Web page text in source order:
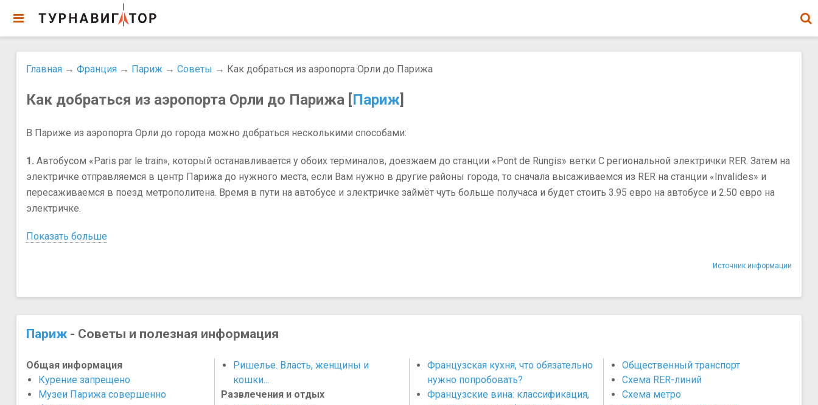
Главная → Франция → Париж → Советы → Как добраться из аэропорта Орли до Парижа
Как добраться из аэропорта Орли до Парижа [Париж]
В Париже из аэропорта Орли до города можно добраться несколькими способами:
1. Автобусом «Paris par le train», который останавливается у обоих терминалов, доезжаем до станции «Pont de Rungis» ветки С региональной электрички RER. Затем на
электричке отправляемся в центр Парижа до нужного места, если Вам нужно в другие районы города, то сначала высаживаемся из RER на станции «Invalides» и
пересаживаемся в поезд метрополитена. Время в пути на автобусе и электричке займёт чуть больше получаса и будет стоить 3.95 евро на автобусе и 2.50 евро на
электричке.
Показать больше
Источник информации
Париж - Советы и полезная информация
Общая информация
Курение запрещено
Музеи Парижа совершенно
Ришелье. Власть, женщины и
кошки...
Развлечения и отдых
Французская кухня, что обязательно
нужно попробовать?
Французские вина: классификация,
Общественный транспорт
Схема RER-линий
Схема метро